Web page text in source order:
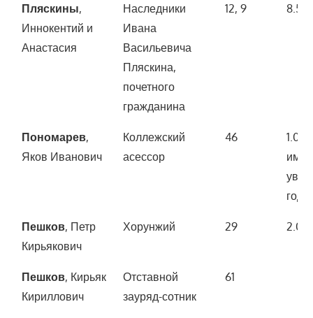
Пляскины,
Иннокентий и
Анастасия
Наследники
Ивана
Васильевича
Пляскина,
почетного
гражданина
12, 9
Пономарев,
Яков Иванович
Коллежский
асессор
46
года)
Пешков, Петр
Кирьякович
Хорунжий 29
Пешков, Кирьяк
Кириллович
Отставной
зауряд-сотник
61